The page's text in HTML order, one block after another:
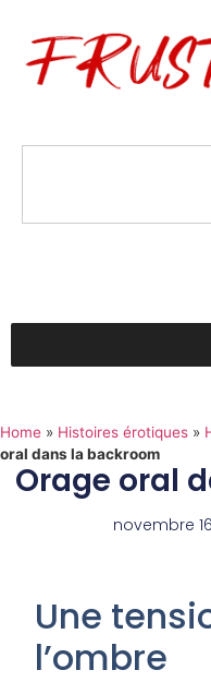
Home » Histoires érotiques »
oral dans la backroom
Orage oral
novembre
Une
l’ombre